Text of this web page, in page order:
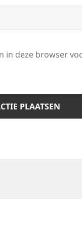
in deze browser